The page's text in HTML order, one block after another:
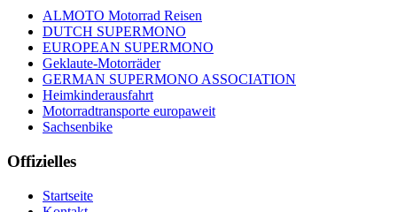
ALMOTO Motorrad Reisen
DUTCH SUPERMONO
EUROPEAN SUPERMONO
Geklaute-Motorräder
GERMAN SUPERMONO ASSOCIATION
Heimkinderausfahrt
Motorradtransporte europaweit
Sachsenbike
Offizielles
Startseite